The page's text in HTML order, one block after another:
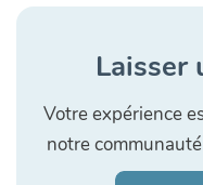
Laisser
Votre expérience
notre